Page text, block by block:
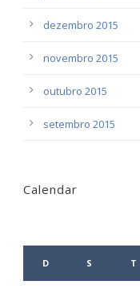
dezembro 2015
novembro 2015
outubro 2015
setembro 2015
Calendar
D S T